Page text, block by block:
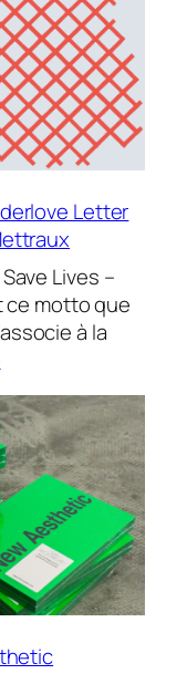
Philippe
Cramer
Letter
Lives –
ce motto que
à la
:
Gowen
et
Vanderlove
Letter
présentent
Sébastien
Mettraux